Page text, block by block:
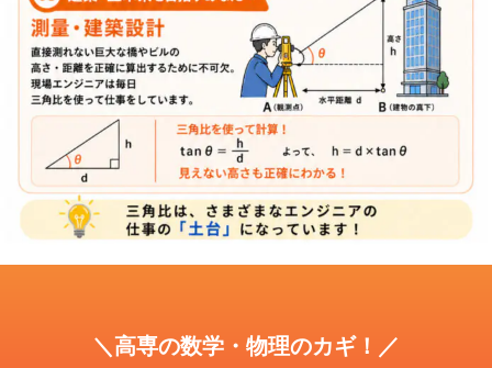
＼高専の数学・物理のカギ！／